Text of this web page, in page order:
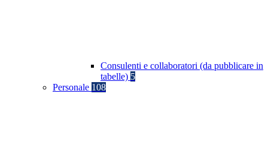
Consulenti e collaboratori (da pubblicare in
tabelle) 5
Personale 108